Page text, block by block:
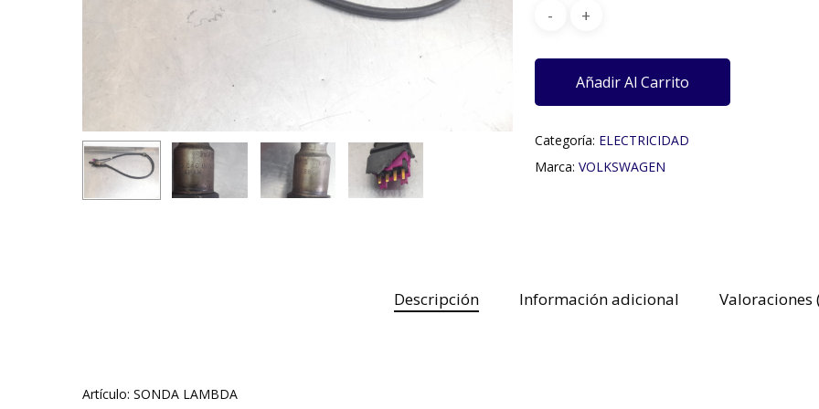
Añadir Al Carrito
Categoría: ELECTRICIDAD
Marca: VOLKSWAGEN
Descripción Información adicional Valoraciones
Artículo: SONDA LAMBDA